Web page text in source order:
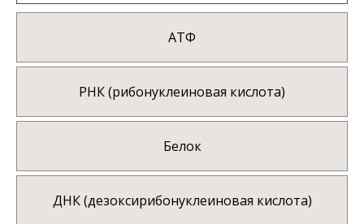
АТФ
РНК (рибонуклеиновая кислота)
Белок
ДНК (дезоксирибонуклеиновая кислота)